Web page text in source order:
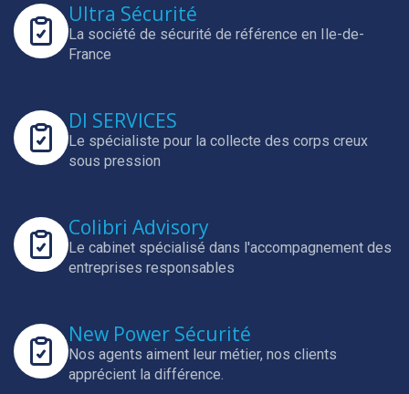
Ultra Sécurité
La société de sécurité de référence en Ile-de-
France
DI SERVICES
Le spécialiste pour la collecte des corps creux
sous pression
Colibri Advisory
Le cabinet spécialisé dans l'accompagnement des
entreprises responsables
New Power Sécurité
Nos agents aiment leur métier, nos clients
apprécient la différence.